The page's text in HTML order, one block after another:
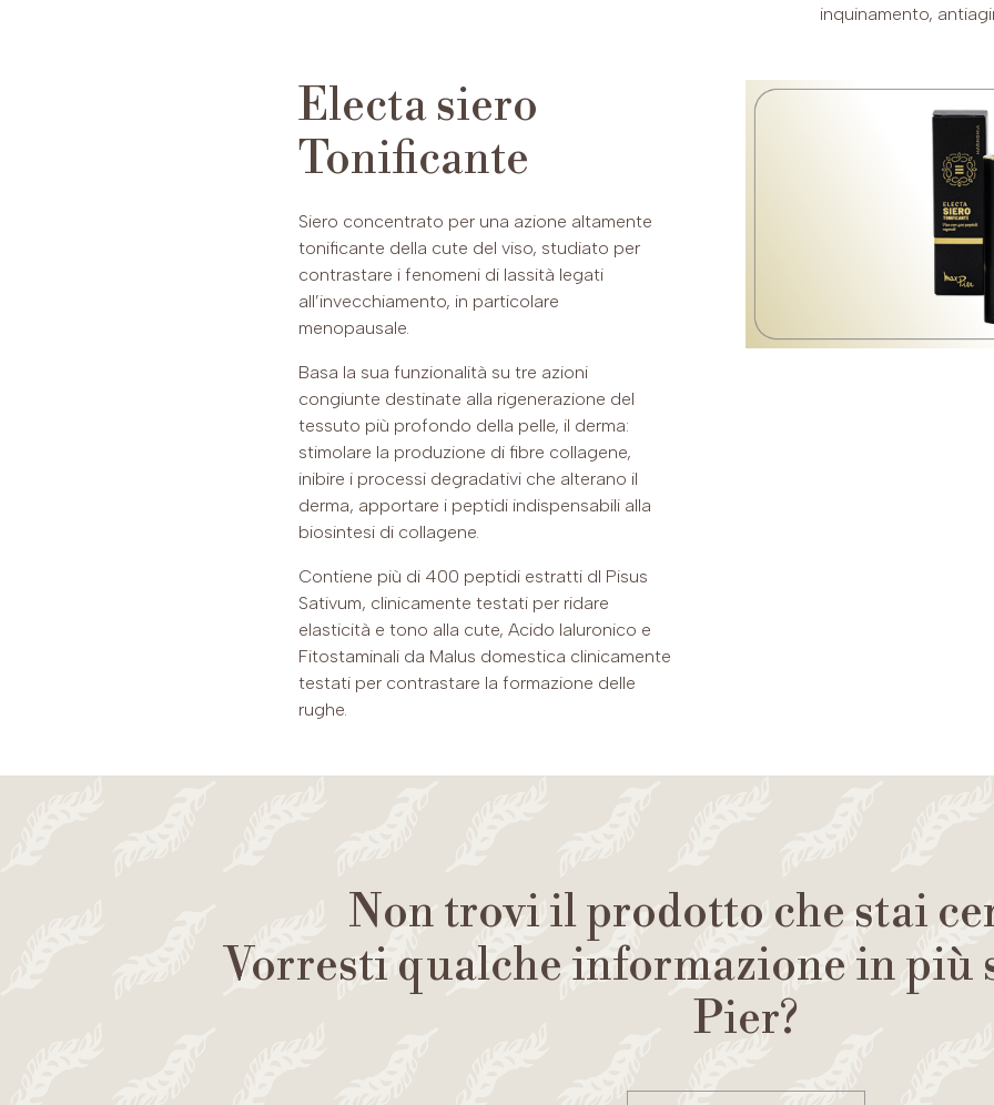
inquinamento,
Electa siero
Tonificante
Siero concentrato per una azione altamente
tonificante della cute del viso, studiato per
contrastare i fenomeni di lassità legati
all’invecchiamento, in particolare
menopausale.
Basa la sua funzionalità su tre azioni
congiunte destinate alla rigenerazione del
tessuto più profondo della pelle, il derma:
stimolare la produzione di fibre collagene,
inibire i processi degradativi che alterano il
derma, apportare i peptidi indispensabili alla
biosintesi di collagene.
Contiene più di 400 peptidi estratti dl Pisus
Sativum, clinicamente testati per ridare
elasticità e tono alla cute, Acido Ialuronico e
Fitostaminali da Malus domestica clinicamente
testati per contrastare la formazione delle
rughe.
Non trovi il prodotto che stai
Vorresti qualche informazione in più
Pier?